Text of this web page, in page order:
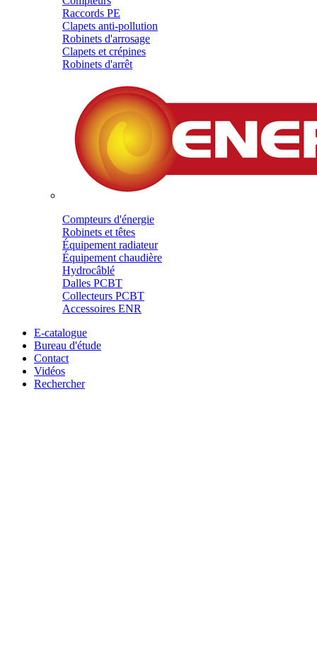
Raccords PE
Clapets anti-pollution
Robinets d'arrosage
Clapets et crépines
Robinets d'arrêt
Compteurs d'énergie
Robinets et têtes
Équipement radiateur
Équipement chaudière
Hydrocâblé
Dalles PCBT
Collecteurs PCBT
Accessoires ENR
E-catalogue
Bureau d'étude
Contact
Vidéos
Rechercher